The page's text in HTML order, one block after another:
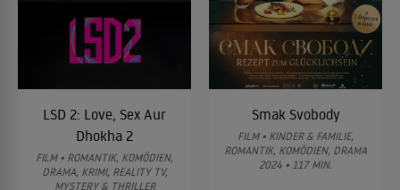
LSD 2: Love, Sex Aur
Dhokha 2
FILM • ROMANTIK, KOMÖDIEN,
DRAMA, KRIMI, REALITY TV,
MYSTERY & THRILLER
Smak Svobody
FILM • KINDER & FAMILIE,
ROMANTIK, KOMÖDIEN, DRAMA
2024 • 117 MIN.